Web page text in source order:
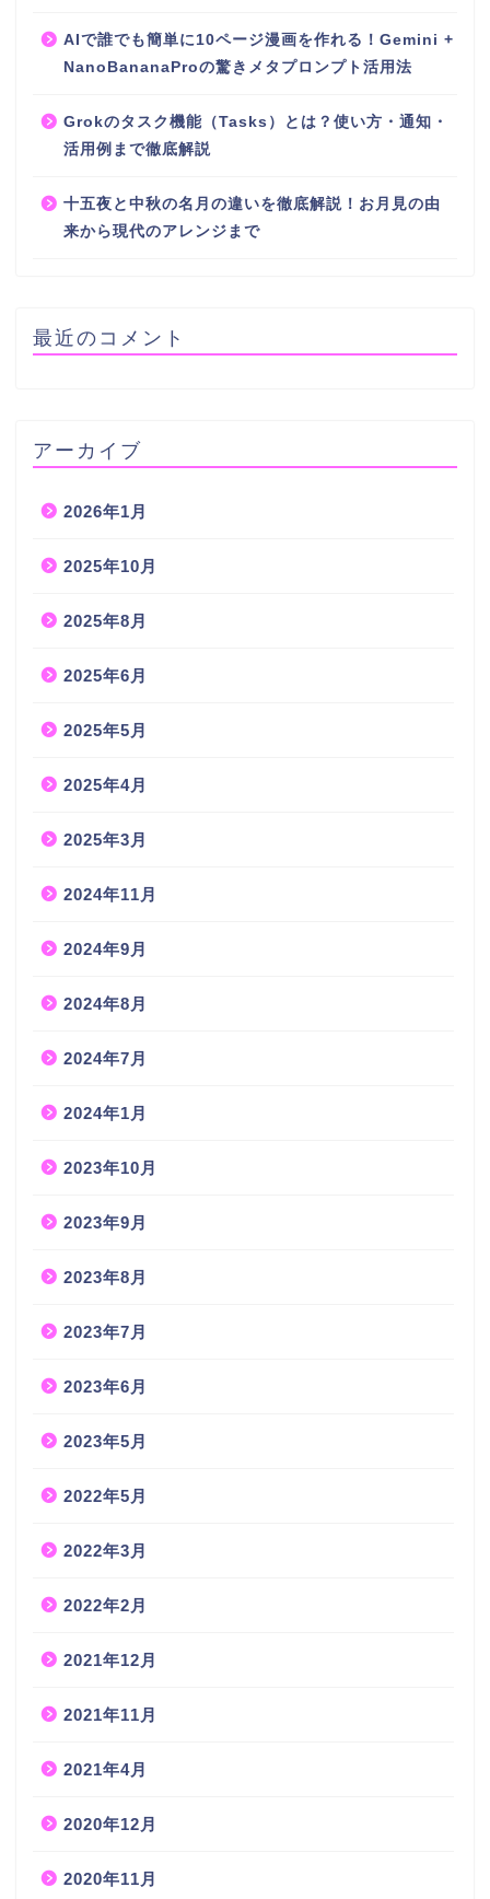
AIで誰でも簡単に10ページ漫画を作れる！Gemini +
NanoBananaProの驚きメタプロンプト活用法
Grokのタスク機能（Tasks）とは？使い方・通知・
活用例まで徹底解説
十五夜と中秋の名月の違いを徹底解説！お月見の由
来から現代のアレンジまで
最近のコメント
アーカイブ
2026年1月
2025年10月
2025年8月
2025年6月
2025年5月
2025年4月
2025年3月
2024年11月
2024年9月
2024年8月
2024年7月
2024年1月
2023年10月
2023年9月
2023年8月
2023年7月
2023年6月
2023年5月
2022年5月
2022年3月
2022年2月
2021年12月
2021年11月
2021年4月
2020年12月
2020年11月